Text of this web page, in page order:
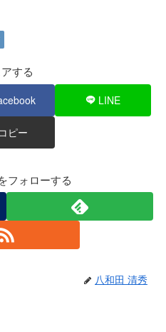
する
LINE
コピー
フォローする
八和田 清秀